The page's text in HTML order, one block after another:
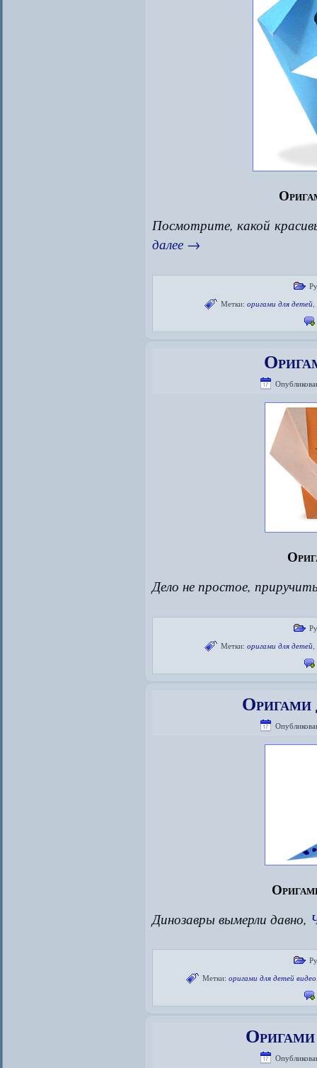
Посмотрите, какой
далее →
Метки: оригами для детей,
Дело не простое,
Метки: оригами для детей,
Оригами
Динозавры вымерли давно,
Метки: оригами для детей видео
Оригами